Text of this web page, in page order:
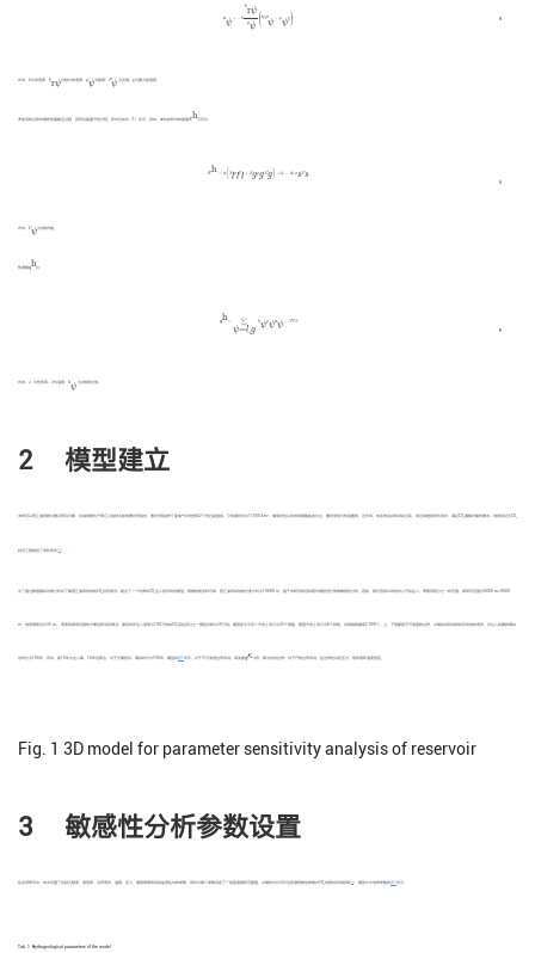
4
uψ = − k
krψ
μψ
⎛⎜⎝∇Pψ − ρψg⎞⎟⎠
k
式中： k 为渗透率； krψ 为相对渗透率；μψ 为黏度；P ψ 为压强； g为重力加速度。
考虑流体运移伴随的热量输运过程，其符合能量守恒方程，形式也如式（1）所示，其中，单位体积内的能量Eh
h
可写为：
5
Eh = ϕ ( Slρl Ul + Sgρg g) + ( ϕ) ρs s
式中： ψ 为ψ相内能。
热通量qh
h
为：
6
qh =
∑
ψ=l,g
hψρψuψ λ∇T
式中： λ 为热导率； T
T
为温度； ψ
h
为
ψ
相的比焓。
2 模型建立
本研究以西江油田群为重点研究对象，该油田群位于珠江口盆地北部的惠州凹陷内，惠州凹陷由4个富油气半地堑和2个低凸起组成。它的面积约为11000 km 2 ，储层岩性以砂岩和碳酸盐岩为主，圈闭类型为构造圈闭。近年来，本区的钻井和试井证实，该区域盖层条件良好，满足CO 2 捕集所需的要求。地质特征为CO 2
封存工程提供了有利条件 17
为了通过数值模拟详细分析并了解西江油田场地的CO 2 封存情况，建立了一个均质的CO 2 注入封存场地模型。根据地质资料可知，西江油田场地的长度大约为10000 m。鉴于本研究的目标是对储层进行参数敏感性分析，因此，我们选择从场地中心开始注入，考察其四分之一的范围，即研究范围为5000 m×5000
m，地层厚度设为30 m。 考虑到源项设置的方便性和实际情况，原定的年注入速率为100万吨的CO 2 将在四分之一模型中降为25万吨。模型在水平各个方向上划分为20个网格，垂直方向上划分为5个网格，总网格数量是2 000个。上、下层都是不可渗透的边界，以模拟实际地质封存场地的条件。对注入初期的模拟
总时长为100年，其中，前10年为注入期，10年后停注；对于长期封存，模拟时长为700年。模型如 图1 所示。对于不可渗透边界来说，其流量 κ
κ
为0，即为封闭边界；对于开放边界来说，在边界处设定压力、饱和度和温度恒定。
Fig. 1 3D model for parameter sensitivity analysis of reservoir
3 敏感性分析参数设置
在此项研究中，本文设置了包括孔隙度、渗透率、边界条件、温度、压力、储层厚度和初始盐度在内的参数，同时为每个参数设定了一组基准值和范围值，以横向对比评价这些储层物性参数对CO 2 地质封存的影响 18 ，模型水文地质参数如 表1
Tab. 1 Hydrogeological parameters of the model